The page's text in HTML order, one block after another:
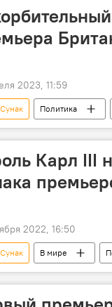
2023, 11:59
Политика
Карл III
2022, 16:50
В мире